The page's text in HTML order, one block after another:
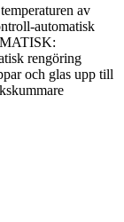
av
automatisk
rengöring
och glas upp till